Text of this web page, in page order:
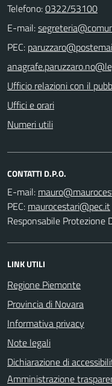
Telefono:0322/53100
E-mail:
PEC:
Ufficio relazioni con il
Uffici e orari
Numeri utili
CONTATTI D.P.O.
E-mail:
PEC:
Responsabile Protezione
LINK UTILI
Regione Piemonte
Provincia di Novara
Informativa privacy
Note legali
Dichiarazione di
Amministrazione